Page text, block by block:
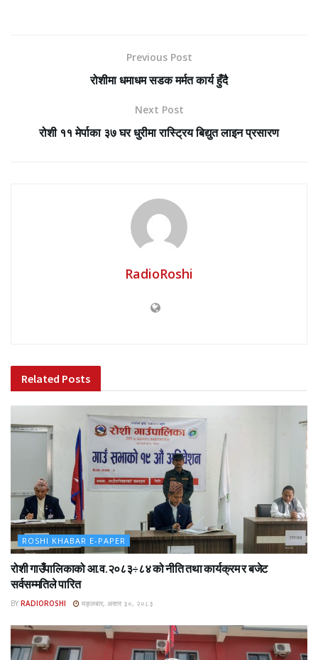
Previous Post
रोशीमा धमाधम सडक मर्मत कार्य हुँदै
Next Post
रोशी ११ मेर्पाका ३७ घर धुरीमा रास्ट्रिय बिद्युत लाइन प्रसारण
RadioRoshi
Related Posts
ROSHI KHABAR E-PAPER
रोशी गाउँपालिकाको आ.व.२०८३÷८४ को नीति तथा कार्यक्रम र बजेट
सर्वसम्मतिले पारित
BY RADIOROSHI मङ्लबार, असार ३०, २०८३